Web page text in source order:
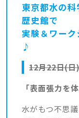
東京都水の
歴史館で
実験＆ワー
♪
12月22日(
「表面張力を
水がもつ不思